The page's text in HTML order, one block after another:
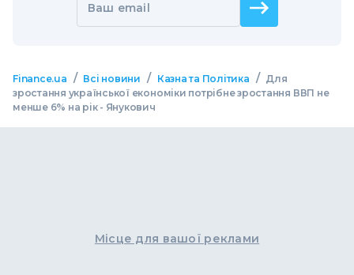
Ваш email
Finance.ua / Всі новини / Казна та Політика / Для
зростання української економіки потрібне зростання ВВП не
менше 6% на рік - Янукович
Місце для вашої реклами